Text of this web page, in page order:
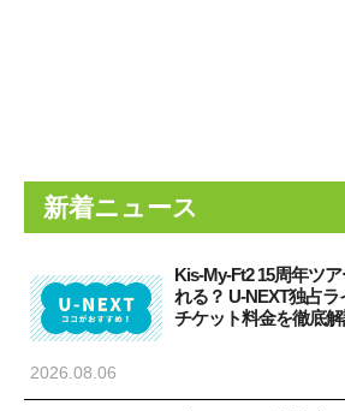
新着ニュース
Kis-My-Ft2 15周年ツ
れる？ U-NEXT独占
チケット料金を徹底
2026.08.06